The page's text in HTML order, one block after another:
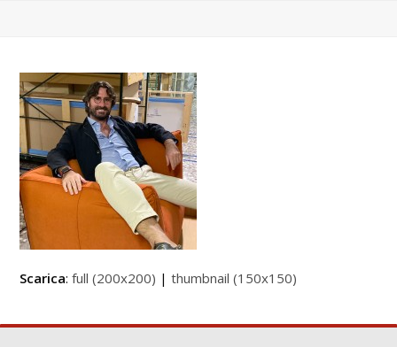
Scarica:full (200x200) |thumbnail (150x150)